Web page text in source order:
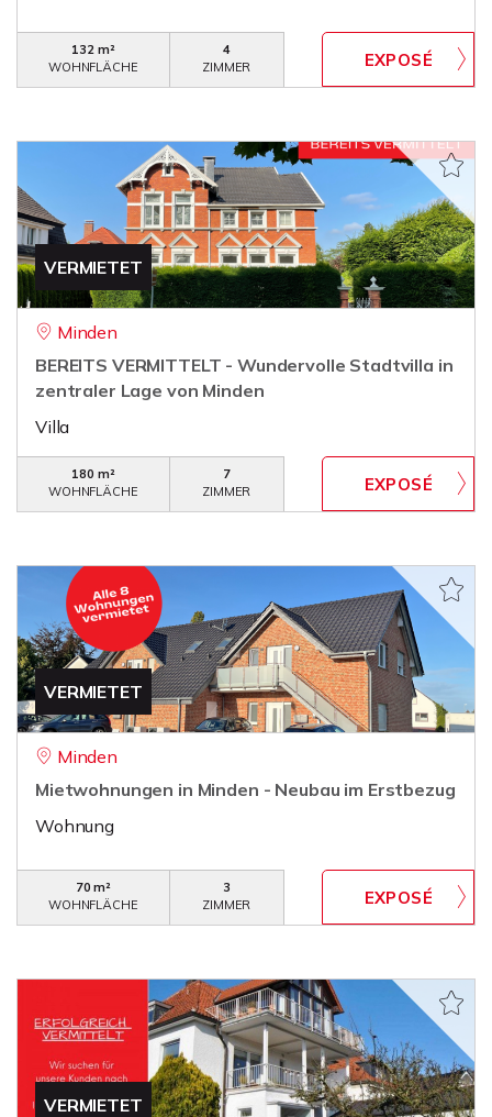
132 m²
WOHNFLÄCHE
4
ZIMMER
VERMIETET
Minden
BEREITS VERMITTELT - Wundervolle Stadtvilla in
zentraler Lage von Minden
Villa
180 m²
WOHNFLÄCHE
7
ZIMMER
VERMIETET
Minden
Mietwohnungen in Minden - Neubau im Erstbezug
Wohnung
70 m²
WOHNFLÄCHE
3
ZIMMER
VERMIETET